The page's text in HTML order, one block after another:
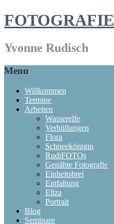
FOTOGRAFIE
Yvonne Rudisch
Menu
Willkommen
Termine
Arbeiten
Wasserelfe
Verhüllungen
Flora
Schneekönigin
RudiFOTOs
Genähte Fotografie
Einheitsbrei
Entfaltung
Eliza
Portrait
Blog
Seminare